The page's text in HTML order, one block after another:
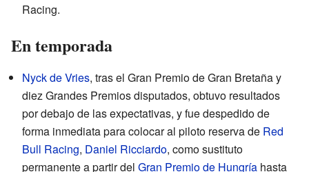
Racing.
En temporada
Nyck de Vries, tras el Gran Premio de Gran Bretaña y
diez Grandes Premios disputados, obtuvo resultados
por debajo de las expectativas, y fue despedido de
forma inmediata para colocar al piloto reserva de Red
Bull Racing, Daniel Ricciardo, como sustituto
permanente a partir del Gran Premio de Hungría hasta